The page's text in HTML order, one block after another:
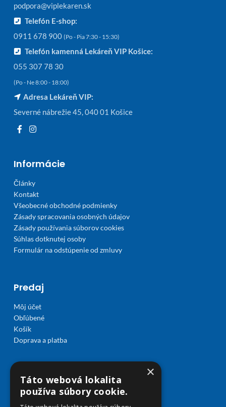
podpora@viplekaren.sk
Telefón E-shop:
0911 678 900 (Po - Pia 7:30 - 15:30)
Telefón kamenná Lekáreň VIP Košice:
055 307 78 30
(Po - Ne 8:00 - 18:00)
Adresa Lekáreň VIP:
Severné nábrežie 45, 040 01 Košice
Informácie
Články
Kontakt
Všeobecné obchodné podmienky
Zásady spracovania osobných údajov
Zásady používania súborov cookies
Súhlas dotknutej osoby
Formulár na odstúpenie od zmluvy
Predaj
Môj účet
Obľúbené
Košík
Doprava a platba
×
Táto webová lokalita
používa súbory cookie.